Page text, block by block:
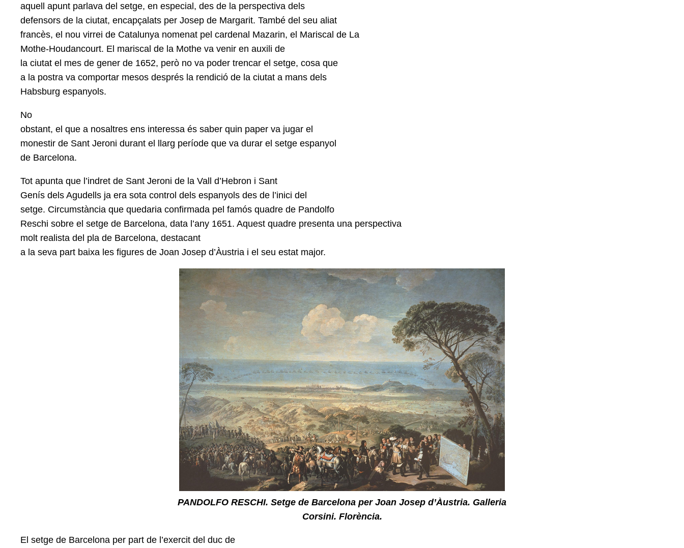
aquell apunt parlava del setge, en especial, des de la perspectiva dels
defensors de la ciutat, encapçalats per Josep de Margarit. També del seu aliat
francès, el nou virrei de Catalunya nomenat pel cardenal Mazarin, el Mariscal de La
Mothe-Houdancourt. El mariscal de la Mothe va venir en auxili de
la ciutat el mes de gener de 1652, però no va poder trencar el setge, cosa que
a la postra va comportar mesos després la rendició de la ciutat a mans dels
Habsburg espanyols.
No
obstant, el que a nosaltres ens interessa és saber quin paper va jugar el
monestir de Sant Jeroni durant el llarg període que va durar el setge espanyol
de Barcelona.
Tot apunta que l’indret de Sant Jeroni de la Vall d’Hebron i Sant
Genís dels Agudells ja era sota control dels espanyols des de l’inici del
setge. Circumstància que quedaria confirmada pel famós quadre de Pandolfo
Reschi sobre el setge de Barcelona, data l’any 1651. Aquest quadre presenta una perspectiva
molt realista del pla de Barcelona, destacant
a la seva part baixa les figures de Joan Josep d’Àustria i el seu estat major.
PANDOLFO RESCHI. Setge de Barcelona per Joan Josep d’Àustria. Galleria
Corsini. Florència.
El setge de Barcelona per part de l’exercit del duc de